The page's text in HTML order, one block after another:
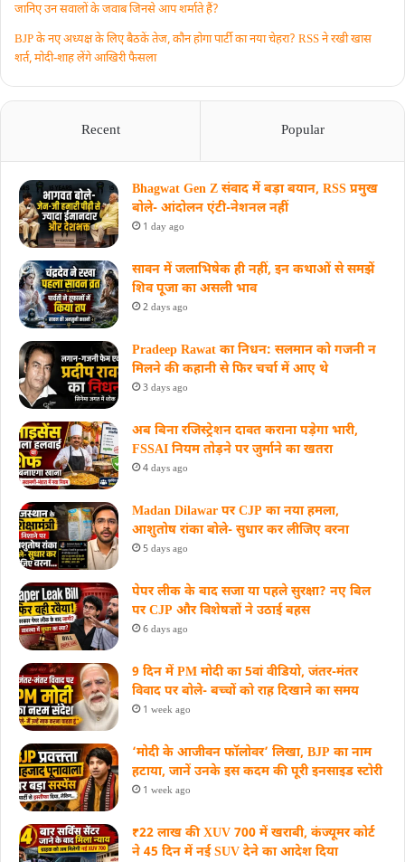
जानिए उन सवालों के जवाब जिनसे आप शर्माते हैं?
BJP के नए अध्यक्ष के लिए बैठकें तेज, कौन होगा पार्टी का नया चेहरा? RSS ने रखी खास
शर्त, मोदी-शाह लेंगे आखिरी फैसला
Recent Popular
Bhagwat Gen Z संवाद में बड़ा बयान, RSS प्रमुख
बोले- आंदोलन एंटी-नेशनल नहीं
1 day ago
सावन में जलाभिषेक ही नहीं, इन कथाओं से समझें
शिव पूजा का असली भाव
2 days ago
Pradeep Rawat का निधन: सलमान को गजनी न
मिलने की कहानी से फिर चर्चा में आए थे
3 days ago
अब बिना रजिस्ट्रेशन दावत कराना पड़ेगा भारी,
FSSAI नियम तोड़ने पर जुर्माने का खतरा
4 days ago
Madan Dilawar पर CJP का नया हमला,
आशुतोष रांका बोले- सुधार कर लीजिए वरना
5 days ago
पेपर लीक के बाद सजा या पहले सुरक्षा? नए बिल
पर CJP और विशेषज्ञों ने उठाई बहस
6 days ago
9 दिन में PM मोदी का 5वां वीडियो, जंतर-मंतर
विवाद पर बोले- बच्चों को राह दिखाने का समय
1 week ago
‘मोदी के आजीवन फॉलोवर’ लिखा, BJP का नाम
हटाया, जानें उनके इस कदम की पूरी इनसाइड स्‍टोरी
1 week ago
₹22 लाख की XUV 700 में खराबी, कंज्यूमर कोर्ट
ने 45 दिन में नई SUV देने का आदेश दिया